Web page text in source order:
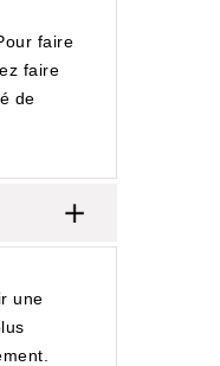
faire
faire
de
une